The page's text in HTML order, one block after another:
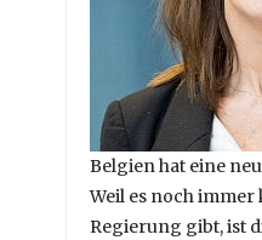
Belgien hat eine
Weil es noch
Regierung gibt, ist